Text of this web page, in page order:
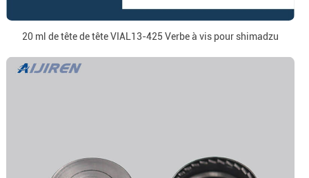
20 ml de tête de tête VIAL13-425 Verbe à vis pour shimadzu